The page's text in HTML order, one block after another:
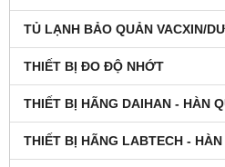
TỦ LẠNH BẢO QUẢN VACXIN/
THIẾT BỊ ĐO ĐỘ NHỚT
THIẾT BỊ HÃNG DAIHAN - HÀN
THIẾT BỊ HÃNG LABTECH - HÀN